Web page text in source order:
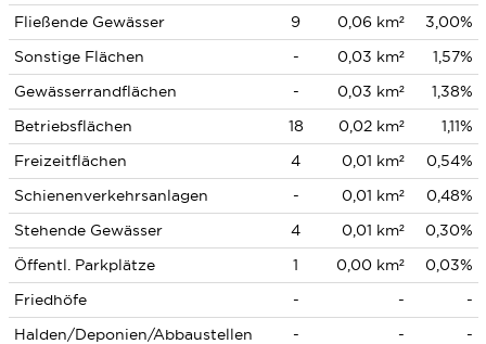
Fließende Gewässer 9 0,06 km²
3,00%
Sonstige Flächen
- 0,03 km²
1,57%
Gewässerrandflächen
- 0,03 km²
1,38%
Betriebsflächen
18 0,02 km²
1,11%
Freizeitflächen
4 0,01 km²
0,54%
Schienenverkehrsanlagen
- 0,01 km²
0,48%
Stehende Gewässer
4 0,01 km²
0,30%
Öffentl. Parkplätze
1 0,00 km²
0,03%
Friedhöfe
- -
-
Halden/Deponien/Abbaustellen
- -
-